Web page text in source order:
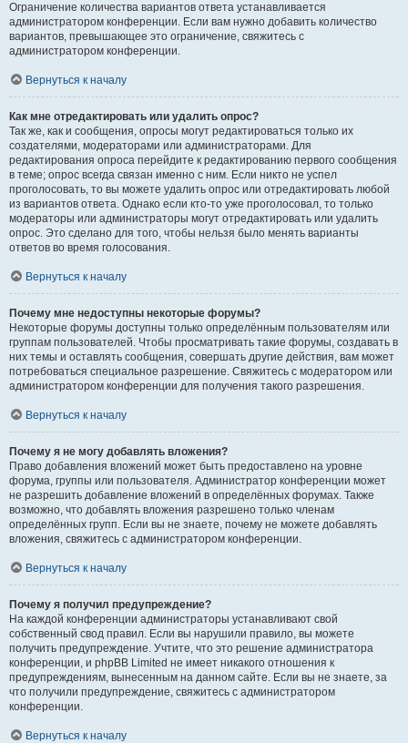
Ограничение количества вариантов ответа устанавливается
администратором конференции. Если вам нужно добавить количество
вариантов, превышающее это ограничение, свяжитесь с
администратором конференции.
Вернуться к началу
Как мне отредактировать или удалить опрос?
Так же, как и сообщения, опросы могут редактироваться только их
создателями, модераторами или администраторами. Для
редактирования опроса перейдите к редактированию первого сообщения
в теме; опрос всегда связан именно с ним. Если никто не успел
проголосовать, то вы можете удалить опрос или отредактировать любой
из вариантов ответа. Однако если кто-то уже проголосовал, то только
модераторы или администраторы могут отредактировать или удалить
опрос. Это сделано для того, чтобы нельзя было менять варианты
ответов во время голосования.
Вернуться к началу
Почему мне недоступны некоторые форумы?
Некоторые форумы доступны только определённым пользователям или
группам пользователей. Чтобы просматривать такие форумы, создавать в
них темы и оставлять сообщения, совершать другие действия, вам может
потребоваться специальное разрешение. Свяжитесь с модератором или
администратором конференции для получения такого разрешения.
Вернуться к началу
Почему я не могу добавлять вложения?
Право добавления вложений может быть предоставлено на уровне
форума, группы или пользователя. Администратор конференции может
не разрешить добавление вложений в определённых форумах. Также
возможно, что добавлять вложения разрешено только членам
определённых групп. Если вы не знаете, почему не можете добавлять
вложения, свяжитесь с администратором конференции.
Вернуться к началу
Почему я получил предупреждение?
На каждой конференции администраторы устанавливают свой
собственный свод правил. Если вы нарушили правило, вы можете
получить предупреждение. Учтите, что это решение администратора
конференции, и phpBB Limited не имеет никакого отношения к
предупреждениям, вынесенным на данном сайте. Если вы не знаете, за
что получили предупреждение, свяжитесь с администратором
конференции.
Вернуться к началу